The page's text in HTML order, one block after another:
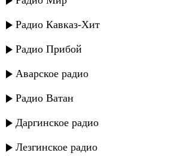
Радио Кавказ-Хит
Радио Прибой
Аварское радио
Радио Ватан
Даргинское радио
Лезгинское радио